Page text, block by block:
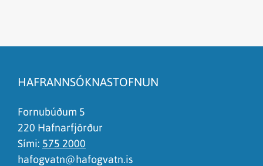
Það er of mikið efni á síðunni
Ég skil ekki efnið, finnst það of flókið
HAFRANNSÓKNASTOFNUN
Fornubúðum 5
220 Hafnarfjörður
Sími: 575 2000
hafogvatn@hafogvatn.is